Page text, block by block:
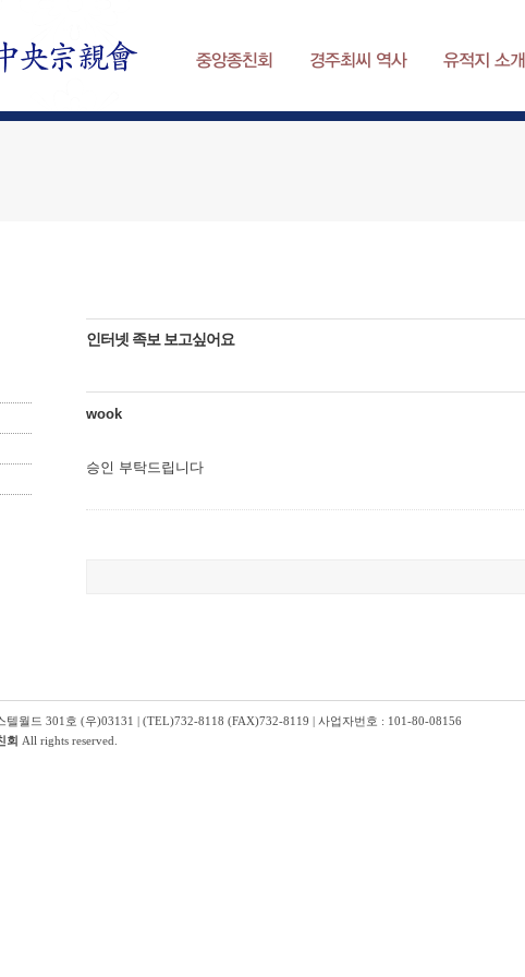
중앙종친회 경주최씨 역사 유적지 소개
인터넷 족보 보고싶어요
wook
승인 부탁드립니다
텔월드 301호 (우)03131 | (TEL)732-8118 (FAX)732-8119 | 사업자번호 : 101-80-08156
회 All rights reserved.